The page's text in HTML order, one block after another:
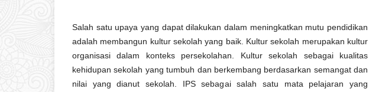
Salah satu upaya yang dapat dilakukan dalam meningkatkan mutu pendidikan
adalah membangun kultur sekolah yang baik. Kultur sekolah merupakan kultur
organisasi dalam konteks persekolahan. Kultur sekolah sebagai kualitas
kehidupan sekolah yang tumbuh dan berkembang berdasarkan semangat dan
nilai yang dianut sekolah. IPS sebagai salah satu mata pelajaran yang